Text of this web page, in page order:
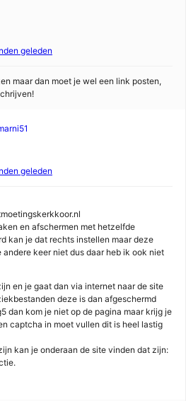
geleden
maar dan moet je wel een link posten,
geleden
en afschermen met hetzelfde
kan je dat rechts instellen maar deze
keer niet dus daar heb ik ook niet
en je gaat dan via internet naar de site
deze is dan afgeschermd
dan kom je niet op de pagina maar krijg je
captcha in moet vullen dit is heel lastig
kan je onderaan de site vinden dat zijn: